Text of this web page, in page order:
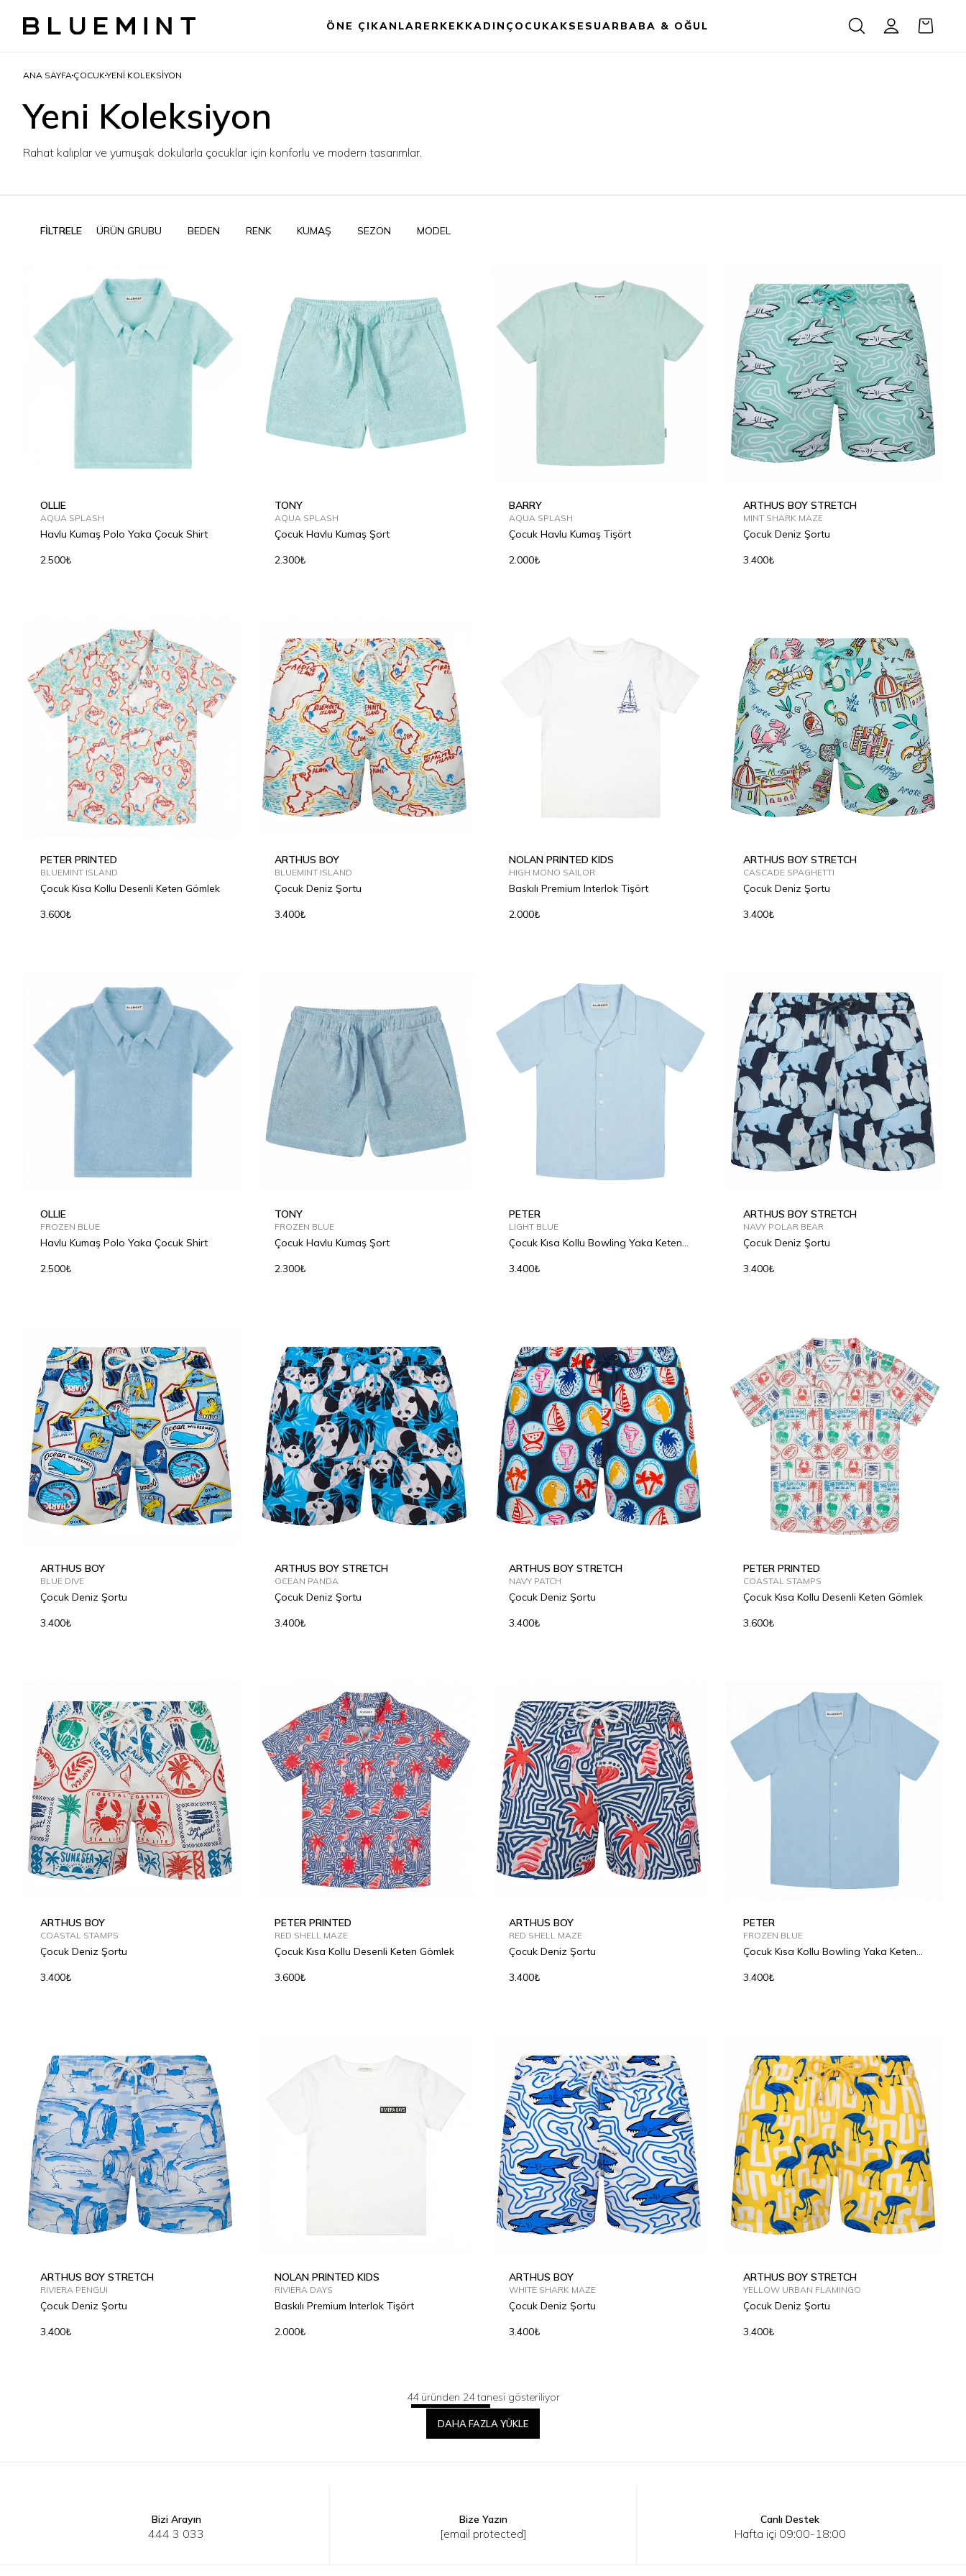
ÖNE ÇIKANLAR ERKEKKADIN ÇOCUKAKSESUAR BABA & OĞUL
ANA SAYFA ÇOCUKYENI KOLEKSIYON
Yeni Koleksiyon
Rahat kalıplar ve yumuşak dokularla çocuklar için konforlu ve modern tasarımlar.
FİLTRELE ÜRÜN GRUBU BEDEN RENK KUMAŞ SEZON MODEL
2Y 4Y 6Y 8Y 10Y 12Y
OLLIE
AQUA SPLASH
Havlu Kumaş Polo Yaka Çocuk Shirt
2.500₺
2Y 4Y 6Y 8Y 10Y 12Y
TONY
AQUA SPLASH
Çocuk Havlu Kumaş Şort
2.300₺
BARRY
AQUA SPLASH
Çocuk Havlu Kumaş Tişört
2.000₺
2Y 4Y 6Y 8Y 10Y 12Y
ARTHUS BOY STRETCH
MINT SHARK MAZE
Çocuk Deniz Şortu
3.400₺
2Y 6Y 8Y 10Y
PETER PRINTED
BLUEMINT ISLAND
Çocuk Kısa Kollu Desenli Keten Gömlek
3.600₺
2Y 4Y 6Y 8Y 10Y 12Y
ARTHUS BOY
BLUEMINT ISLAND
Çocuk Deniz Şortu
3.400₺
8Y
NOLAN PRINTED KIDS
HIGH MONO SAILOR
Baskılı Premium Interlok Tişört
2.000₺
2Y 4Y 6Y 8Y 10Y 12Y
ARTHUS BOY STRETCH
CASCADE SPAGHETTI
Çocuk Deniz Şortu
3.400₺
2Y 4Y 6Y 8Y 10Y 12Y
OLLIE
FROZEN BLUE
Havlu Kumaş Polo Yaka Çocuk Shirt
2.500₺
2Y 4Y 6Y 8Y 10Y 12Y
TONY
FROZEN BLUE
Çocuk Havlu Kumaş Şort
2.300₺
2Y 4Y 6Y 8Y 10Y 12Y
PETER
LIGHT BLUE
Çocuk Kısa Kollu Bowling Yaka Keten
3.400₺
2Y 4Y 6Y 8Y 10Y 12Y
ARTHUS BOY STRETCH
NAVY POLAR BEAR
Çocuk Deniz Şortu
3.400₺
2Y 4Y 6Y 8Y 10Y 12Y
ARTHUS BOY
BLUE DIVE
Çocuk Deniz Şortu
3.400₺
2Y 4Y 6Y 8Y 10Y 12Y
ARTHUS BOY STRETCH
OCEAN PANDA
Çocuk Deniz Şortu
3.400₺
2Y 4Y 6Y 8Y 10Y 12Y
ARTHUS BOY STRETCH
NAVY PATCH
Çocuk Deniz Şortu
3.400₺
8Y
PETER PRINTED
COASTAL STAMPS
Çocuk Kısa Kollu Desenli Keten Gömlek
3.600₺
2Y 4Y 6Y 8Y 10Y 12Y
ARTHUS BOY
COASTAL STAMPS
Çocuk Deniz Şortu
3.400₺
PETER PRINTED
RED SHELL MAZE
Çocuk Kısa Kollu Desenli Keten Gömlek
3.600₺
2Y 4Y 6Y 8Y 10Y 12Y
ARTHUS BOY
RED SHELL MAZE
Çocuk Deniz Şortu
3.400₺
2Y 4Y 6Y 8Y 10Y 12Y
PETER
FROZEN BLUE
Çocuk Kısa Kollu Bowling Yaka Keten
3.400₺
ARTHUS BOY STRETCH
RIVIERA PENGUI
Çocuk Deniz Şortu
3.400₺
NOLAN PRINTED KIDS
RIVIERA DAYS
Baskılı Premium Interlok Tişört
2.000₺
ARTHUS BOY
WHITE SHARK MAZE
Çocuk Deniz Şortu
3.400₺
ARTHUS BOY STRETCH
YELLOW URBAN FLAMINGO
Çocuk Deniz Şortu
3.400₺
44 üründen 24 tanesi gösteriliyor
DAHA FAZLA YÜKLE
Bizi Arayın
444 3 033
Bize Yazın
[email protected]
Canlı Destek
Hafta içi 09:00-18:00